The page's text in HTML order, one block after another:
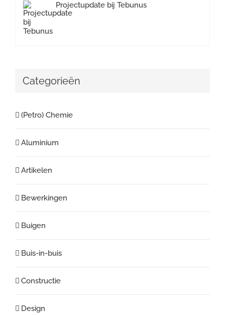
Projectupdate bij Tebunus
Categorieën
(Petro) Chemie
Aluminium
Artikelen
Bewerkingen
Buigen
Buis-in-buis
Constructie
Design